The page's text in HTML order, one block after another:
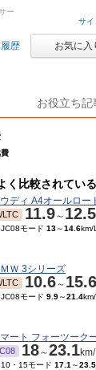
サイ
歴 お気に入
お役立ち記
ー
く比較されてい
11.9～ 12.5
モード 13～14.6km/L
ＭＷ 3シリーズ
10.6～ 15.6
モード 9.9～21.4km/
ート フォーツーク
18～23.1
・15モード 17.1 ～23.5